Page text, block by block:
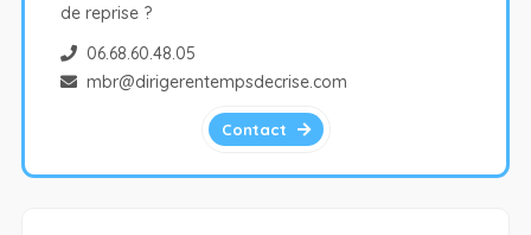
de reprise ?
06.68.60.48.05
mbr@dirigerentempsdecrise.com
Contact